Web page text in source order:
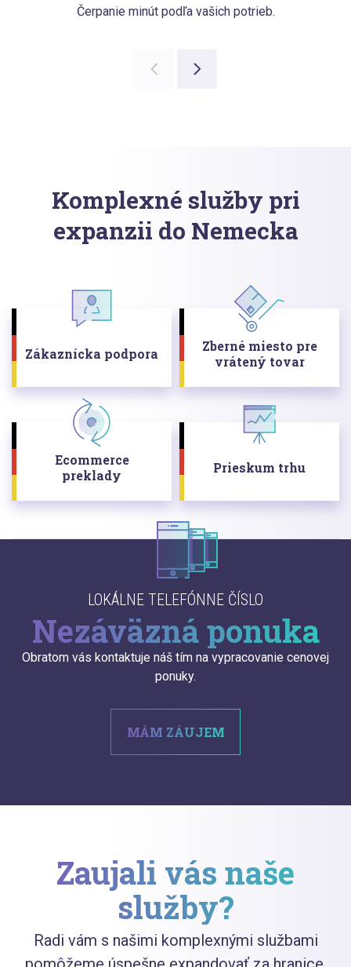
Čerpanie minút podľa vašich potrieb.
Komplexné služby pri
expanzii do Nemecka
Zákaznícka podpora
Zberné miesto pre
vrátený tovar
Ecommerce
preklady
Prieskum trhu
LOKÁLNE TELEFÓNNE ČÍSLO
Nezáväzná ponuka
Obratom vás kontaktuje náš tím na vypracovanie cenovej
ponuky.
MÁM ZÁUJEM
Zaujali vás naše
služby?
Radi vám s našimi komplexnými službami